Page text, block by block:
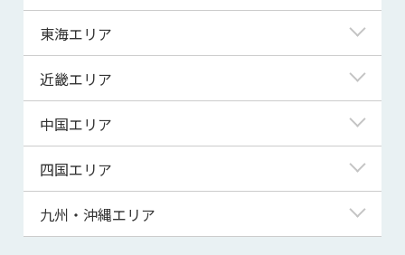
宮城県
秋田県
山形県
神奈川県
埼玉県
千葉県
茨城県
群馬県
新潟県
富山県
福井県
山梨県
長野県
東海エリア
岐阜県
静岡県
三重県
近畿エリア
滋賀県
京都府
大阪府
兵庫県
中国エリア
鳥取県
島根県
四国エリア
徳島県
九州・沖縄エリア